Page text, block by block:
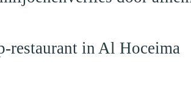
restaurant in Al Hoceima